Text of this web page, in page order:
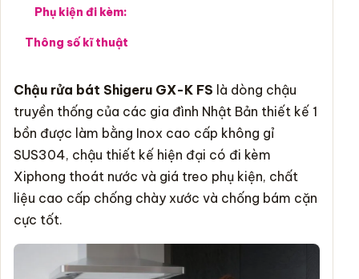
Phụ kiện đi kèm:
Thông số kĩ thuật
Chậu rửa bát Shigeru GX-K FS là dòng chậu
truyền thống của các gia đình Nhật Bản thiết kế 1
bồn được làm bằng Inox cao cấp không gỉ
SUS304, chậu thiết kế hiện đại có đi kèm
Xiphong thoát nước và giá treo phụ kiện, chất
liệu cao cấp chống chày xước và chống bám cặn
cực tốt.